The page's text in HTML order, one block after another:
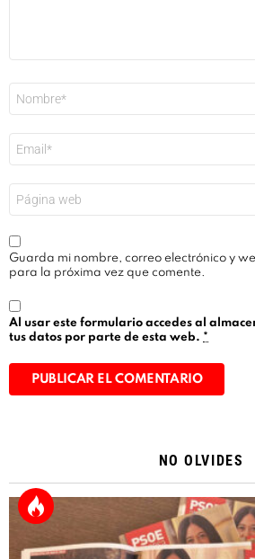
electrónico
*
Guarda mi nombre, correo electrónico y
para la próxima vez que comente.
Al usar este formulario accedes al
tus datos por parte de esta web. *
NO OLVIDES